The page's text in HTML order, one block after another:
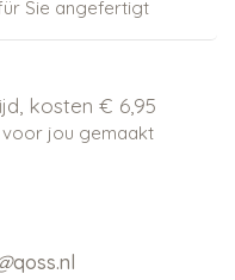
Sie angefertigt
kosten € 6,95
jou gemaakt
qoss.nl